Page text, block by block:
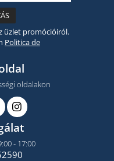
üzlet promócióiról.
Politica de
oldalakon
- 17:00